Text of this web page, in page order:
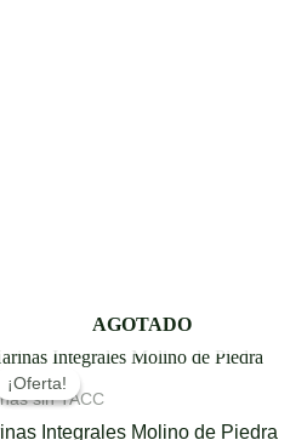
¡Oferta!
AGOTADO
¡Oferta!
sin TACC
Integrales Molino de Piedra
Original
price
was:
Current
This